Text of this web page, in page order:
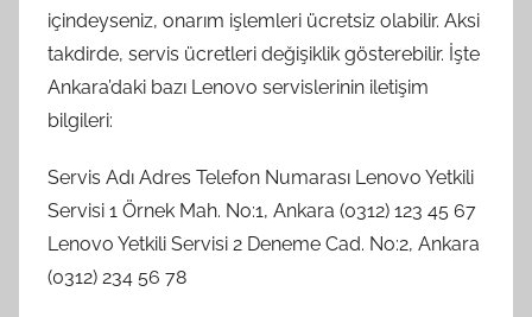
içindeyseniz, onarım işlemleri ücretsiz olabilir. Aksi
takdirde, servis ücretleri değişiklik gösterebilir. İşte
Ankara’daki bazı Lenovo servislerinin iletişim
bilgileri:
Servis Adı Adres Telefon Numarası Lenovo Yetkili
Servisi 1 Örnek Mah. No:1, Ankara (0312) 123 45 67
Lenovo Yetkili Servisi 2 Deneme Cad. No:2, Ankara
(0312) 234 56 78